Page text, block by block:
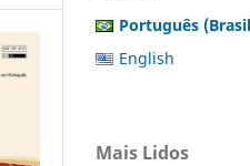
Português
English
Mais Lidos